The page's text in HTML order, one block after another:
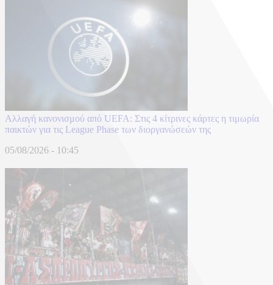
Αλλαγή κανονισμού από UEFA: Στις 4 κίτρινες κάρτες η τιμωρία
παικτών για τις League Phase των διοργανώσεών της
05/08/2026 - 10:45